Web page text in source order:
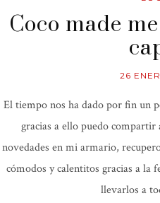
Coco made
26
El tiempo nos ha dado por fin un
gracias a ello puedo compartir
novedades en mi armario,
cómodos y calentitos gracias a la
llevarlos a